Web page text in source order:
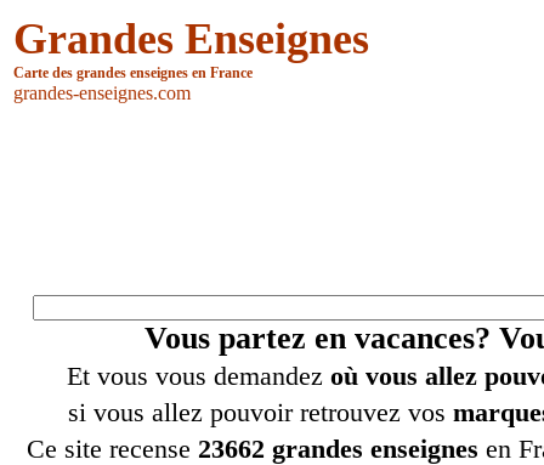
Grandes Enseignes
Carte des grandes enseignes en France
grandes-enseignes.com
Vous partez en vacances?
Et vous vous demandez où vous allez
si vous allez pouvoir retrouvez vos
Ce site recense 23662 grandes enseignes en